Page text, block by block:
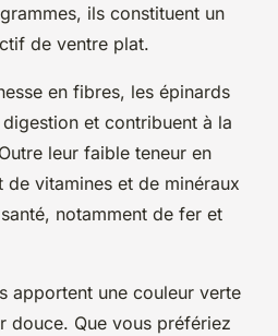
ils constituent un
de ventre plat.
en fibres, les épinards
et contribuent à la
leur faible teneur en
vitamines et de minéraux
notamment de fer et
apportent une couleur verte
douce. Que vous préfériez